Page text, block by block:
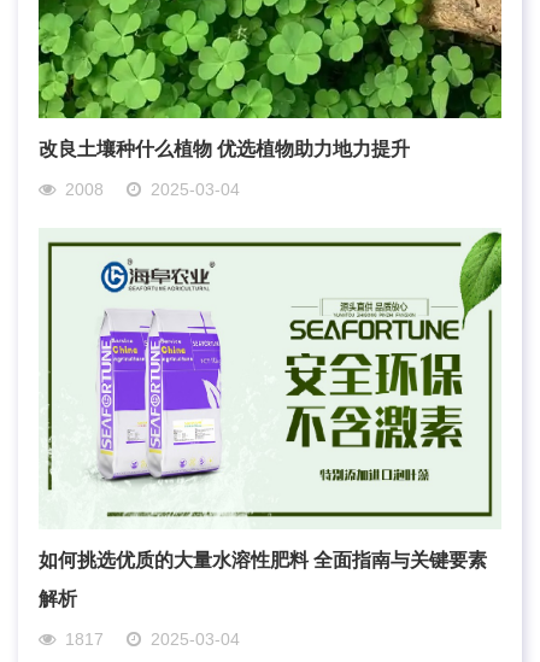
改良土壤种什么植物 优选植物助力地力提升
2008 2025-03-04
如何挑选优质的大量水溶性肥料 全面指南与关键要素
解析
1817 2025-03-04